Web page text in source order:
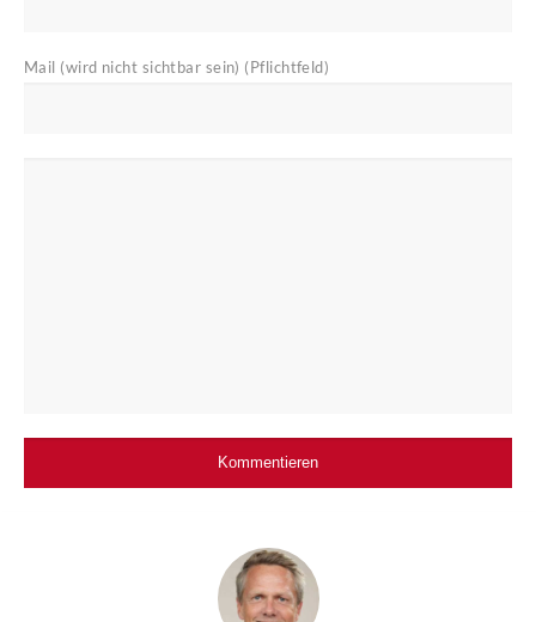
Mail (wird nicht sichtbar sein) (Pflichtfeld)